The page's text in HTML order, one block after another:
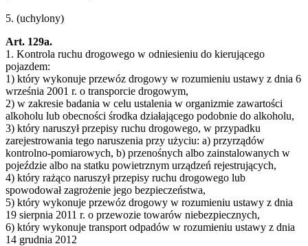
5. (uchylony)
Art. 129a.
1. Kontrola ruchu drogowego w odniesieniu do kierującego
pojazdem:
1) który wykonuje przewóz drogowy w rozumieniu ustawy z dnia 6
września 2001 r. o transporcie drogowym,
2) w zakresie badania w celu ustalenia w organizmie zawartości
alkoholu lub obecności środka działającego podobnie do alkoholu,
3) który naruszył przepisy ruchu drogowego, w przypadku
zarejestrowania tego naruszenia przy użyciu: a) przyrządów
kontrolno-pomiarowych, b) przenośnych albo zainstalowanych w
pojeździe albo na statku powietrznym urządzeń rejestrujących,
4) który rażąco naruszył przepisy ruchu drogowego lub
spowodował zagrożenie jego bezpieczeństwa,
5) który wykonuje przewóz drogowy w rozumieniu ustawy z dnia
19 sierpnia 2011 r. o przewozie towarów niebezpiecznych,
6) który wykonuje transport odpadów w rozumieniu ustawy z dnia
14 grudnia 2012